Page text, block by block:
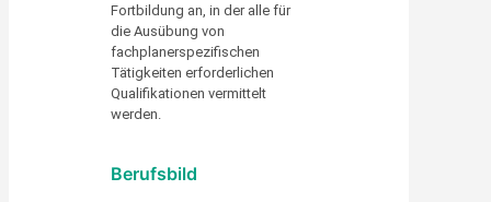
Fortbildung an, in der alle für
die Ausübung von
fachplanerspezifischen
Tätigkeiten erforderlichen
Qualifikationen vermittelt
werden.
Berufsbild